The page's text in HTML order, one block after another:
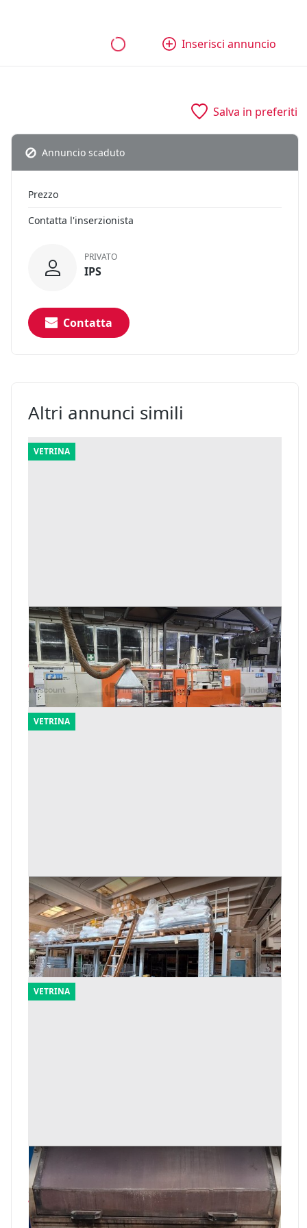
Inserisci annuncio
Salva in preferiti
Annuncio scaduto
Prezzo
Contatta l'inserzionista
PRIVATO
IPS
Contatta
Altri annunci simili
VETRINA
1#9969 Pressa a iniezione orizzontale per
gomma RPM
Castelli Calepio (Bergamo)
Offerta minima
6.000 €
VETRINA
159#9909 Materie prime per stampaggio
plastica
Civitanova Marche (Macerata)
Offerta minima
28.005 €
VETRINA
12#8357 Macchina lavaggio gamelle Vimatic
mod. ROTOJET356
Torino (Torino)
Offerta minima
700 €